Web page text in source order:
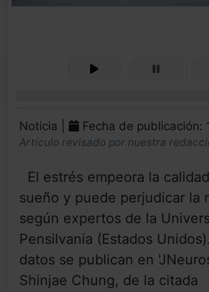
Noticia | Fecha de publicación:
Artículo revisado por nuestra
El estrés empeora la
sueño y puede perjudicar la
según expertos de la
Pensilvania (Estados
datos se publican en
Shinjae Chung, de la citada